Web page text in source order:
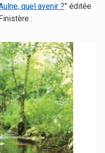
quel avenir ?” éditée
: